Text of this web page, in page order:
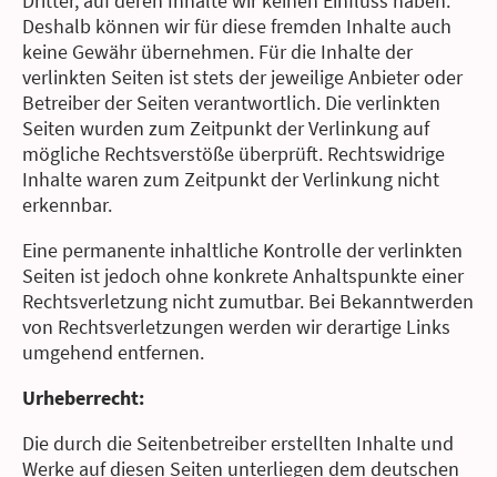
Deshalb können wir für diese fremden Inhalte auch
keine Gewähr übernehmen. Für die Inhalte der
verlinkten Seiten ist stets der jeweilige Anbieter oder
Betreiber der Seiten verantwortlich. Die verlinkten
Seiten wurden zum Zeitpunkt der Verlinkung auf
mögliche Rechtsverstöße überprüft. Rechtswidrige
Inhalte waren zum Zeitpunkt der Verlinkung nicht
erkennbar.
Eine permanente inhaltliche Kontrolle der verlinkten
Seiten ist jedoch ohne konkrete Anhaltspunkte einer
Rechtsverletzung nicht zumutbar. Bei Bekanntwerden
von Rechtsverletzungen werden wir derartige Links
umgehend entfernen.
Urheberrecht:
Die durch die Seitenbetreiber erstellten Inhalte und
Werke auf diesen Seiten unterliegen dem deutschen